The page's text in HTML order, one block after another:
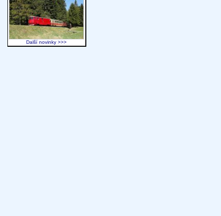
Další novinky >>>